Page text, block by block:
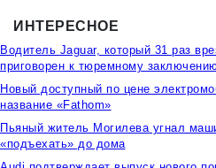
ИНТЕРЕСНОЕ
Водитель Jaguar, который 31 раз
приговорен к тюремному
Новый доступный по цене
название «Fathom»
Пьяный житель Могилева угнал
«подъехать» до дома